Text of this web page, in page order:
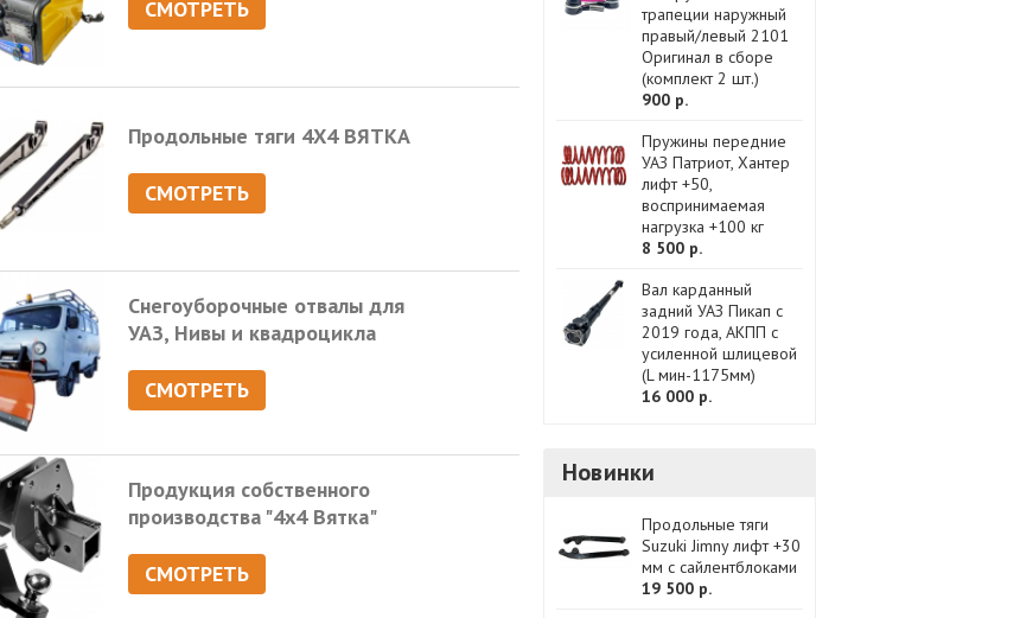
СМОТРЕТЬ
Продольные тяги 4Х4 ВЯТКА
СМОТРЕТЬ
Снегоуборочные отвалы для
УАЗ, Нивы и квадроцикла
СМОТРЕТЬ
Продукция собственного
производства "4х4 Вятка"
СМОТРЕТЬ
трапеции наружный
правый/левый 2101
Оригинал в сборе
(комплект 2 шт.)
900 р.
Пружины передние
УАЗ Патриот, Хантер
лифт +50,
воспринимаемая
нагрузка +100 кг
8 500 р.
Вал карданный
задний УАЗ Пикап с
2019 года, АКПП с
усиленной шлицевой
(L мин-1175мм)
16 000 р.
Новинки
Продольные тяги
Suzuki Jimny лифт +30
мм с сайлентблоками
19 500 р.